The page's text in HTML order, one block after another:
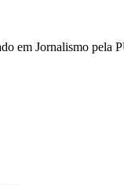
em Jornalismo pela